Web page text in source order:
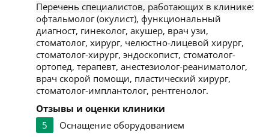
Перечень специалистов, работающих в клинике:
офтальмолог (окулист), функциональный
диагност, гинеколог, акушер, врач узи,
стоматолог, хирург, челюстно-лицевой хирург,
стоматолог-хирург, эндоскопист, стоматолог-
ортопед, терапевт, анестезиолог-реаниматолог,
врач скорой помощи, пластический хирург,
стоматолог-имплантолог, рентгенолог.
Отзывы и оценки клиники
5
Оснащение оборудованием